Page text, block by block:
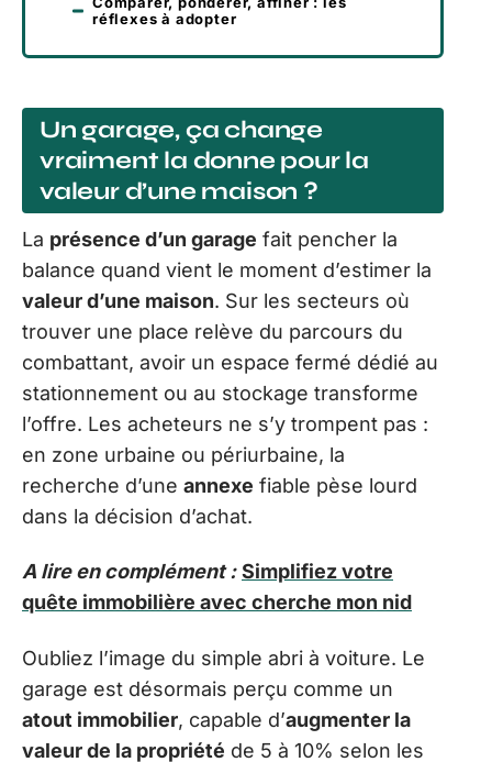
réflexes à adopter
Un garage, ça change
vraiment la donne pour la
valeur d’une maison ?
La présence d’un garage fait pencher la
balance quand vient le moment d’estimer la
valeur d’une maison. Sur les secteurs où
trouver une place relève du parcours du
combattant, avoir un espace fermé dédié au
stationnement ou au stockage transforme
l’offre. Les acheteurs ne s’y trompent pas :
en zone urbaine ou périurbaine, la
recherche d’une annexe fiable pèse lourd
dans la décision d’achat.
A lire en complément : Simplifiez votre
quête immobilière avec cherche mon nid
Oubliez l’image du simple abri à voiture. Le
garage est désormais perçu comme un
atout immobilier, capable d’augmenter la
valeur de la propriété de 5 à 10% selon les